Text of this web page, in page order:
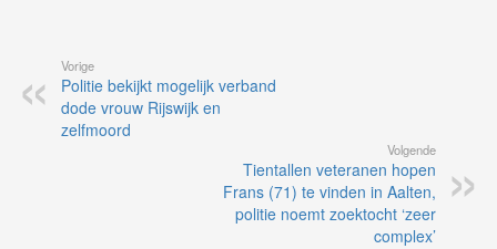
Vorige
Politie bekijkt mogelijk verband
dode vrouw Rijswijk en
zelfmoord
Volgende
Tientallen veteranen hopen
Frans (71) te vinden in Aalten,
politie noemt zoektocht ‘zeer
complex’